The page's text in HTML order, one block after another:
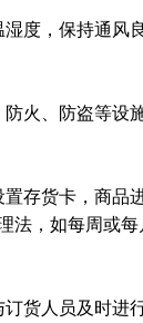
度，保持通风
火、防盗等设
存货卡，商品
法，如每周或每
货人员及时进